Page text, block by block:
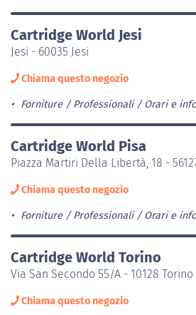
Cartridge World Jesi
Jesi - 60035 Jesi
Chiama questo negozio
Forniture / Professionali Orari e
Cartridge World Pisa
Piazza Martiri Della Libertà, 18 -
Chiama questo negozio
Forniture / Professionali Orari e
Cartridge World Torino
Via San Secondo 55/A - 10128 Torino
Chiama questo negozio